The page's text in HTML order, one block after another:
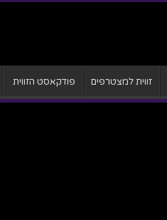
זווית למצטרפים פודקאסט הזווית